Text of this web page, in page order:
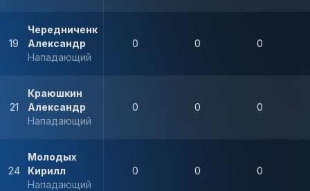
19
Чередниченко
Александр
Нападающий
0 0 0
21
Краюшкин
Александр
Нападающий
0 0 0
24
Молодых
Кирилл
Нападающий
0 0 0